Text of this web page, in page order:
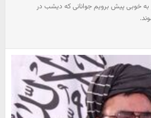
خوبی پیش برویم جوانانی که دیشب در